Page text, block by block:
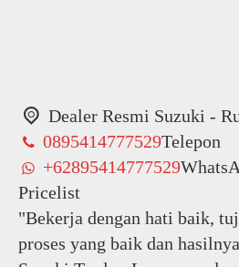
Dealer Resmi Suzuki - Ruko New East, Jl. Jakarta Garden City Boulevard No.10, RT.07/RW.09, Cakung Tim., Kec. Cakung, Kota Jakarta Timur, Daerah Khusus Ibukota
0895414777529Telepon
+62895414777529
Pricelist
"Bekerja dengan hati baik,
proses yang baik dan